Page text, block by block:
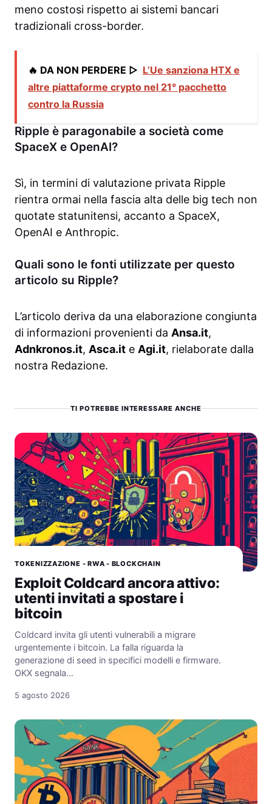
meno costosi rispetto ai sistemi bancari
tradizionali cross-border.
🔥 DA NON PERDERE ▷ L’Ue sanziona HTX e
altre piattaforme crypto nel 21° pacchetto
contro la Russia
Ripple è paragonabile a società come
SpaceX e OpenAI?
Sì, in termini di valutazione privata Ripple
rientra ormai nella fascia alta delle big tech non
quotate statunitensi, accanto a SpaceX,
OpenAI e Anthropic.
Quali sono le fonti utilizzate per questo
articolo su Ripple?
L’articolo deriva da una elaborazione congiunta
di informazioni provenienti da Ansa.it,
Adnkronos.it, Asca.it e Agi.it, rielaborate dalla
nostra Redazione.
TI POTREBBE INTERESSARE ANCHE
TOKENIZZAZIONE - RWA - BLOCKCHAIN
Exploit Coldcard ancora attivo:
utenti invitati a spostare i
bitcoin
Coldcard invita gli utenti vulnerabili a migrare
urgentemente i bitcoin. La falla riguarda la
generazione di seed in specifici modelli e firmware.
OKX segnala…
5 agosto 2026